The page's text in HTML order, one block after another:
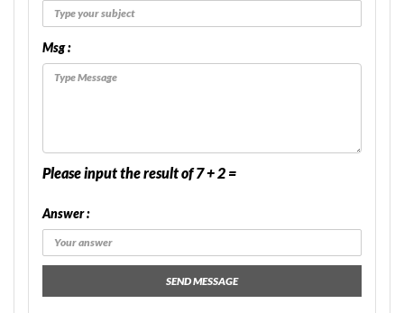
Msg :
Please input the result of 7 + 2 =
Answer :
SEND MESSAGE